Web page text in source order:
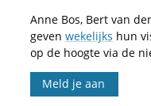
Anne Bos, Bert van
geven wekelijks hun
op de hoogte via de
Meld je aan